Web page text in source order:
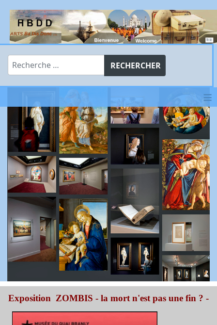
Rechercher
RECHERCHER
≡
Exposition ZOMBIS - la mort n'est pas une fin ? -